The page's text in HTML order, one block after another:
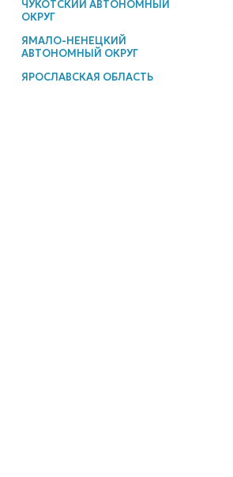
ЧУКОТСКИЙ АВТОНОМНЫЙ
ОКРУГ
ЯМАЛО-НЕНЕЦКИЙ
АВТОНОМНЫЙ ОКРУГ
ЯРОСЛАВСКАЯ ОБЛАСТЬ